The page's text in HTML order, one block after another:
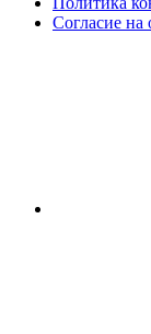
Согласие на